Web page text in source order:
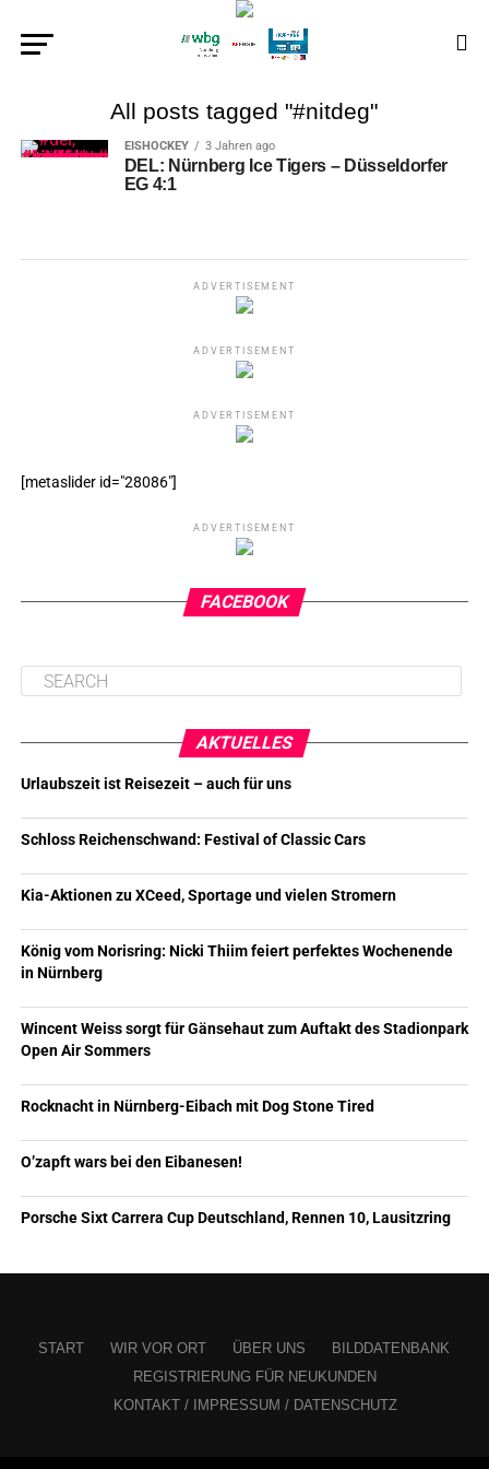
All posts tagged "#nitdeg"
EISHOCKEY 3 Jahren ago
DEL: Nürnberg Ice Tigers – Düsseldorfer
EG 4:1
ADVERTISEMENT
ADVERTISEMENT
ADVERTISEMENT
[metaslider id="28086"]
ADVERTISEMENT
FACEBOOK
AKTUELLES
Urlaubszeit ist Reisezeit – auch für uns
Schloss Reichenschwand: Festival of Classic Cars
Kia-Aktionen zu XCeed, Sportage und vielen Stromern
König vom Norisring: Nicki Thiim feiert perfektes Wochenende
in Nürnberg
Wincent Weiss sorgt für Gänsehaut zum Auftakt des Stadionpark
Open Air Sommers
Rocknacht in Nürnberg-Eibach mit Dog Stone Tired
O’zapft wars bei den Eibanesen!
Porsche Sixt Carrera Cup Deutschland, Rennen 10, Lausitzring
START WIR VOR ORT ÜBER UNS
BILDDATENBANK
REGISTRIERUNG FÜR NEUKUNDEN
KONTAKT / IMPRESSUM / DATENSCHUTZ